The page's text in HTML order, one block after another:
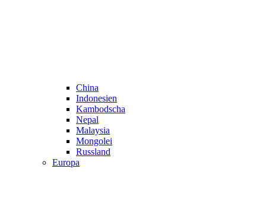
China
Indonesien
Kambodscha
Nepal
Malaysia
Mongolei
Russland
Europa